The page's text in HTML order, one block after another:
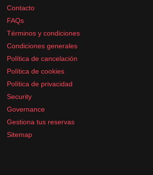
Contacto
FAQs
Términos y condiciones
Condiciones generales
Política de cancelación
Política de cookies
Política de privacidad
Security
Governance
Gestiona tus reservas
Sitemap